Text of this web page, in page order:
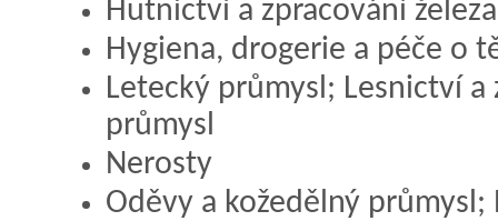
Hutnictví a zpracování
Hygiena, drogerie a péče o
Letecký průmysl; Lesnictví
průmysl
Nerosty
Oděvy a kožedělný průmysl;